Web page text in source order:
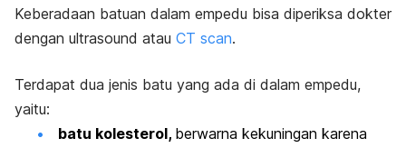
Keberadaan batuan dalam empedu bisa diperiksa dokter
dengan ultrasound atau CT scan.
Terdapat dua jenis batu yang ada di dalam empedu,
yaitu:
batu kolesterol, berwarna kekuningan karena